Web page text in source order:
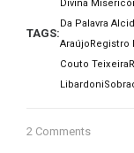
TAGS:
Divina
Da Palavra
Araújo Registro
Couto Teixeira
Libardoni
2 Comments